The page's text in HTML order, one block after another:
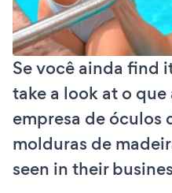
Se você ainda find
take a look at o que
empresa de óculos
molduras de
seen in their